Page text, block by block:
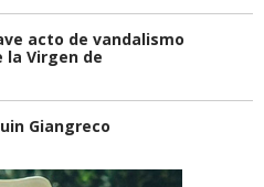
acto de vandalismo
la Virgen de
Giangreco